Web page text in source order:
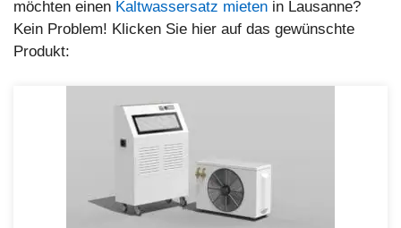
möchten einen Kaltwassersatz mieten in Lausanne?
Kein Problem! Klicken Sie hier auf das gewünschte
Produkt: